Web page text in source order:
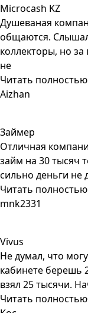
Microcash KZ
Душеваная
общаются.
коллекторы, но
не
Читать полностью
Aizhan
Займер
Отличная
займ на 30 тысяч
сильно деньги не
Читать полностью
mnk2331
Vivus
Не думал, что
кабинете берешь
взял 25 тысячи.
Читать полностью